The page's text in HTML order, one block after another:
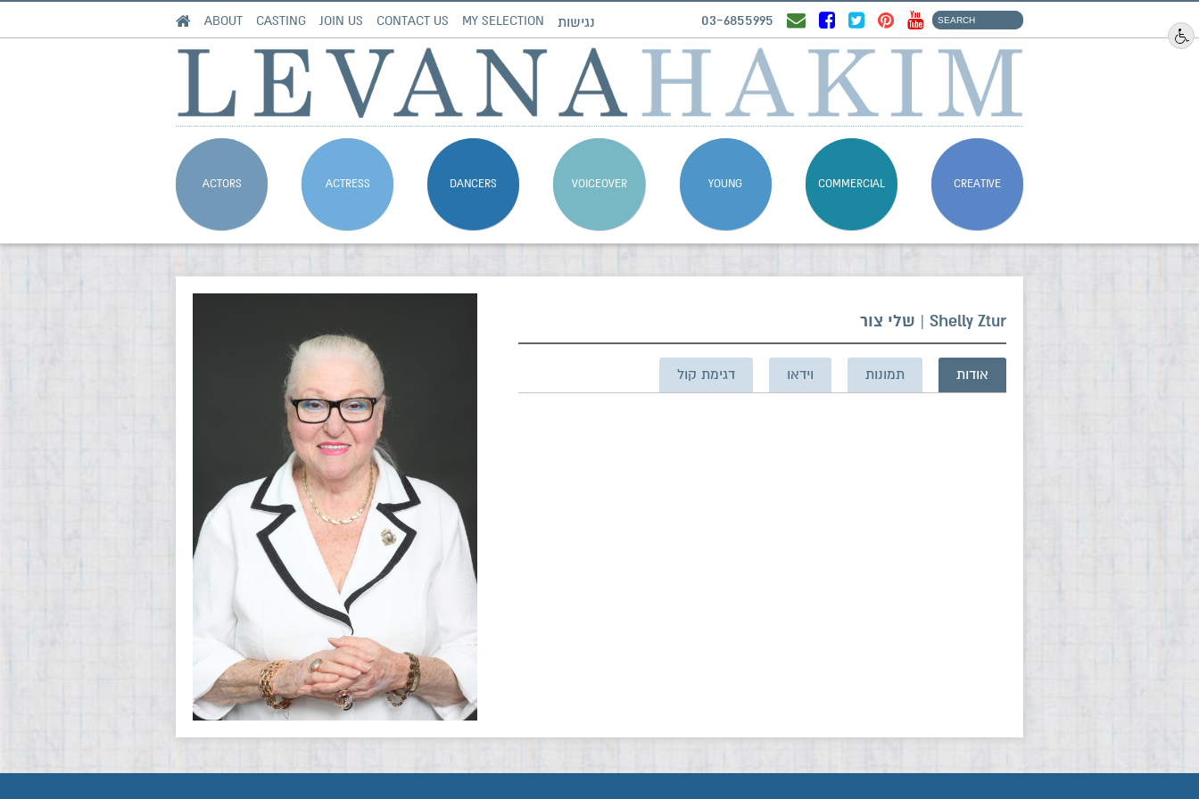
ABOUT CASTING JOIN US CONTACT US MY SELECTION נגישות 03-6855995
ACTORS ACTRESS DANCERS VOICEOVER YOUNG COMMERCIAL CREATIVE
Shelly Ztur | שלי צור
אודות תמונות וידאו דגימת קול